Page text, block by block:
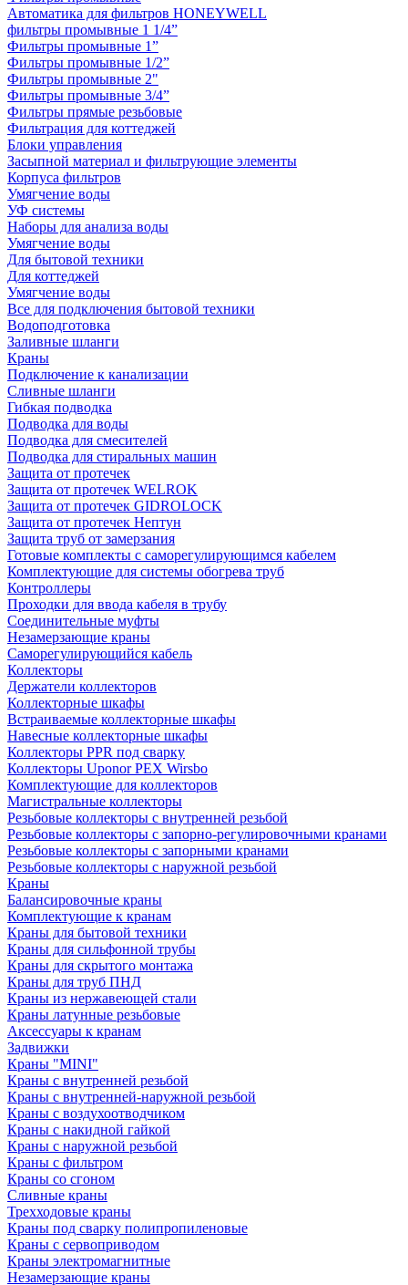
Автоматика для фильтров HONEYWELL
фильтры промывные 1 1/4”
Фильтры промывные 1”
Фильтры промывные 1/2”
Фильтры промывные 2"
Фильтры промывные 3/4”
Фильтры прямые резьбовые
Фильтрация для коттеджей
Блоки управления
Засыпной материал и фильтрующие элементы
Корпуса фильтров
Умягчение воды
УФ системы
Наборы для анализа воды
Умягчение воды
Для бытовой техники
Для коттеджей
Умягчение воды
Все для подключения бытовой техники
Водоподготовка
Заливные шланги
Краны
Подключение к канализации
Сливные шланги
Гибкая подводка
Подводка для воды
Подводка для смесителей
Подводка для стиральных машин
Защита от протечек
Защита от протечек WELROK
Защита от протечек GIDROLOCK
Защита от протечек Нептун
Защита труб от замерзания
Готовые комплекты с саморегулирующимся кабелем
Комплектующие для системы обогрева труб
Контроллеры
Проходки для ввода кабеля в трубу
Соединительные муфты
Незамерзающие краны
Саморегулирующийся кабель
Коллекторы
Держатели коллекторов
Коллекторные шкафы
Встраиваемые коллекторные шкафы
Навесные коллекторные шкафы
Коллекторы PPR под сварку
Коллекторы Uponor PEX Wirsbo
Комплектующие для коллекторов
Магистральные коллекторы
Резьбовые коллекторы с внутренней резьбой
Резьбовые коллекторы с запорно-регулировочными кранами
Резьбовые коллекторы с запорными кранами
Резьбовые коллекторы с наружной резьбой
Краны
Балансировочные краны
Комплектующие к кранам
Краны для бытовой техники
Краны для сильфонной трубы
Краны для скрытого монтажа
Краны для труб ПНД
Краны из нержавеющей стали
Краны латунные резьбовые
Аксессуары к кранам
Задвижки
Краны "MINI"
Краны с внутренней резьбой
Краны с внутренней-наружной резьбой
Краны с воздухоотводчиком
Краны с накидной гайкой
Краны с наружной резьбой
Краны с фильтром
Краны со сгоном
Сливные краны
Трехходовые краны
Краны под сварку полипропиленовые
Краны с сервоприводом
Краны электромагнитные
Незамерзающие краны